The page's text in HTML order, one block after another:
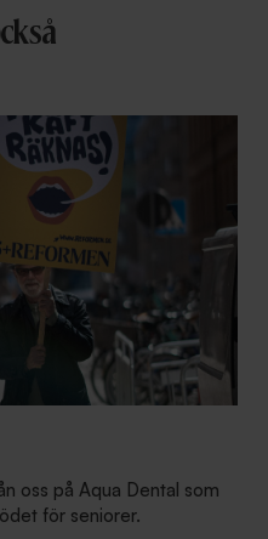
oss på Aqua Dental som
för seniorer.